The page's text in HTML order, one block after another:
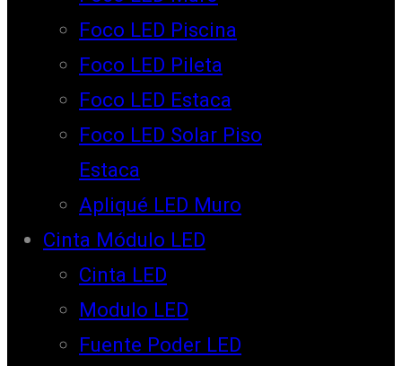
Foco LED Piscina
Foco LED Pileta
Foco LED Estaca
Foco LED Solar Piso
Estaca
Apliqué LED Muro
Cinta Módulo LED
Cinta LED
Modulo LED
Fuente Poder LED